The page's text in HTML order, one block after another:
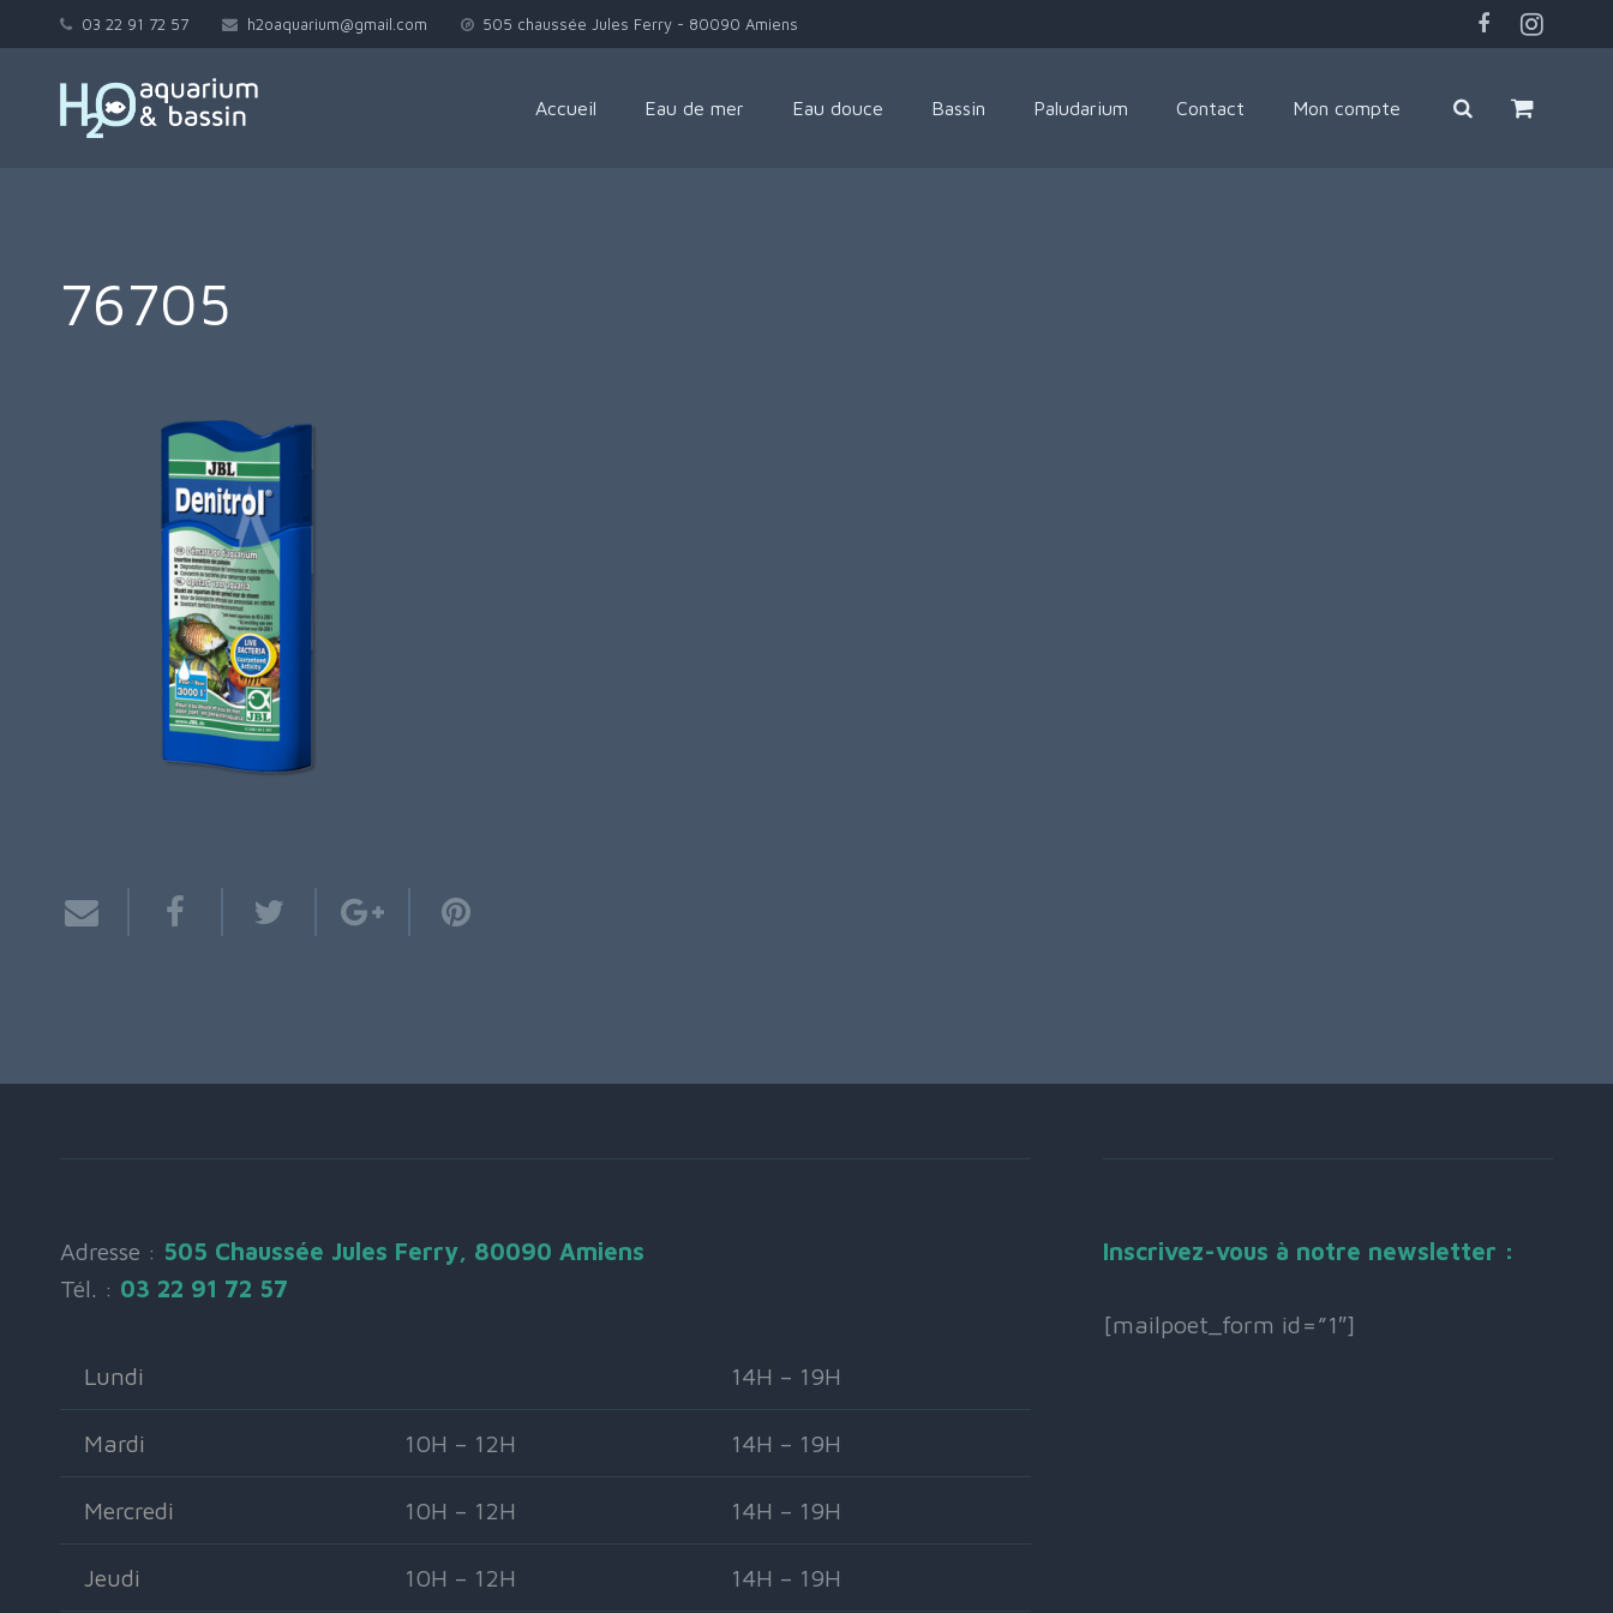
03 22 91 72 57 h2oaquarium@gmail.com 505 chaussée Jules Ferry - 80090 Amiens
Accueil Eau de mer Eau douce Bassin Paludarium Contact Mon compte
76705
Adresse : 505 Chaussée Jules Ferry, 80090 Amiens
Tél. : 03 22 91 72 57
Lundi 14H – 19H
Mardi 10H – 12H 14H – 19H
Mercredi 10H – 12H 14H – 19H
Jeudi 10H – 12H 14H – 19H
Inscrivez-vous à notre newsletter :
[mailpoet_form id=”1″]